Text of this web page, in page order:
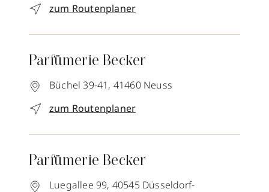
zum Routenplaner
Parfümerie Becker
Büchel 39-41, 41460 Neuss
zum Routenplaner
Parfümerie Becker
Luegallee 99, 40545 Düsseldorf-